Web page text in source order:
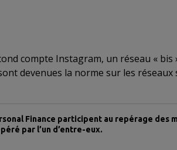
compte Instagram, un réseau «
devenues la norme sur les
Finance participent au repérage des
par l’un d’entre-eux.